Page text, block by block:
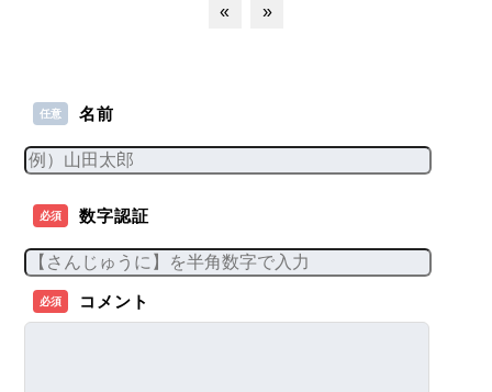
« »
任意 名前
必須 数字認証
必須 コメント